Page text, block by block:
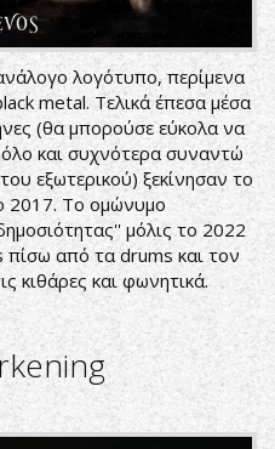
λογότυπο, περίμενα
metal. Τελικά έπεσα μέσα
(θα μπορούσε εύκολα να
και συχνότερα συναντώ
εξωτερικού) ξεκίνησαν το
2017. Το ομώνυμο
μόλις το 2022
πίσω από τα drums και τον
κιθάρες και φωνητικά.